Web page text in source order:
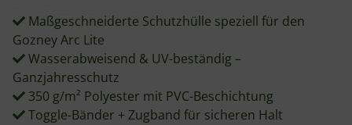
Maßgeschneiderte Schutzhülle speziell für den
Gozney Arc Lite
Wasserabweisend & UV-beständig –
Ganzjahresschutz
350 g/m² Polyester mit PVC-Beschichtung
Toggle-Bänder + Zugband für sicheren Halt